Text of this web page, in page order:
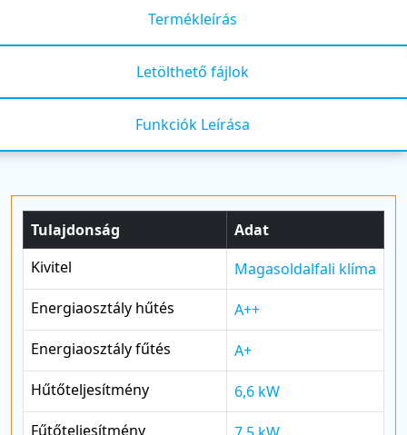
Termékleírás
Letölthető fájlok
Funkciók Leírása
Tulajdonság
Adat
Kivitel
Magasoldalfali klíma
Energiaosztály hűtés
A++
Energiaosztály fűtés
A+
Hűtőteljesítmény
6,6 kW
Fűtőteljesítmény